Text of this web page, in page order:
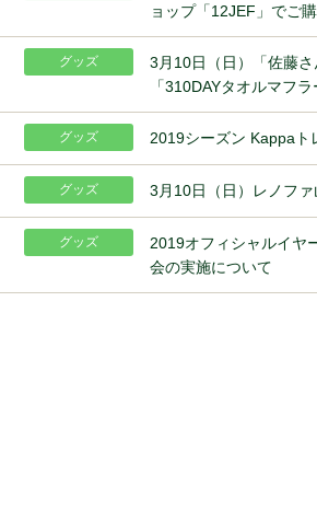
ョップ「12JEF」でご
グッズ
3月10日（日）「佐藤
「310DAYタオルマフ
グッズ 2019シーズン Kappaト
グッズ 3月10日（日）レノフ
グッズ
2019オフィシャルイヤ
会の実施について